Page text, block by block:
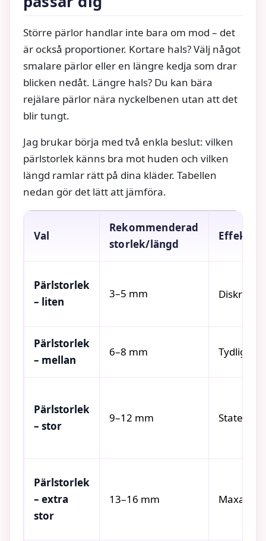
Större pärlor handlar inte bara om mod – det
är också proportioner. Kortare hals? Välj något
smalare pärlor eller en längre kedja som drar
blicken nedåt. Längre hals? Du kan bära
rejälare pärlor nära nyckelbenen utan att det
blir tungt.
Jag brukar börja med två enkla beslut: vilken
pärlstorlek känns bra mot huden och vilken
längd ramlar rätt på dina kläder. Tabellen
nedan gör det lätt att jämföra.
Val
Rekommenderad
storlek/längd
Effekt
Pärlstorlek
– liten
3–5 mm Diskret,
Pärlstorlek
– mellan
6–8 mm Tydlig,
Pärlstorlek
– stor
9–12 mm
Pärlstorlek
– extra
stor
13–16 mm Maxad